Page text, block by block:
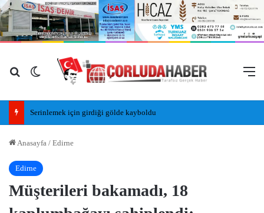
Arama yap ...
Dış görünümü değiştir
Serinlemek için girdiği gölde kayboldu
Anasayfa / Edirne
Edirne
Müşterileri bakamadı, 18